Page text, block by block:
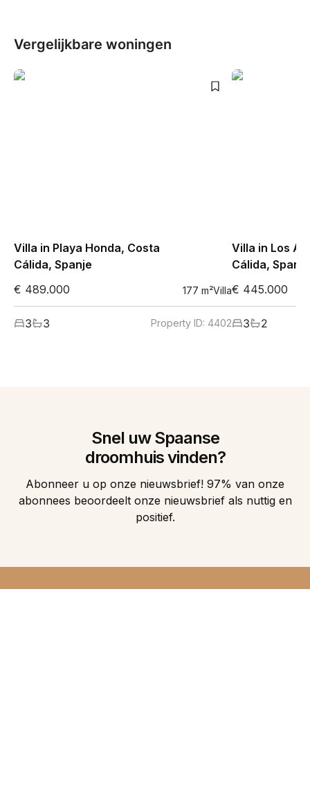
Vergelijkbare woningen
Villa in Playa Honda, Costa
Cálida, Spanje
€ 489.000
177 m²Villa
3 3 Property ID: 4402
Villa in Los
Cálida, Spanje
€ 445.000
3 2
Snel uw Spaanse
droomhuis vinden?
Abonneer u op onze nieuwsbrief! 97% van onze
abonnees beoordeelt onze nieuwsbrief als nuttig en
positief.